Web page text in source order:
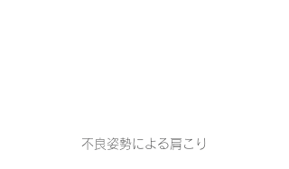
不良姿勢による肩こり